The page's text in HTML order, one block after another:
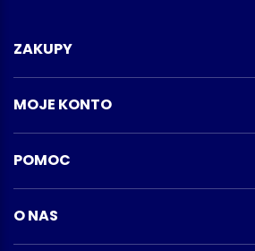
ZAKUPY
MOJE KONTO
POMOC
O NAS